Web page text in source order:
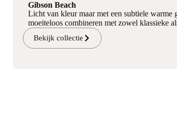
Gibson Beach
Licht van kleur maar met een subtiele warme
moeiteloos combineren met zowel klassieke
Bekijk collectie